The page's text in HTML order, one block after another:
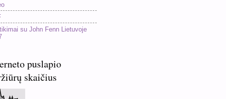
su John Fenn Lietuvoje
puslapio
skaičius